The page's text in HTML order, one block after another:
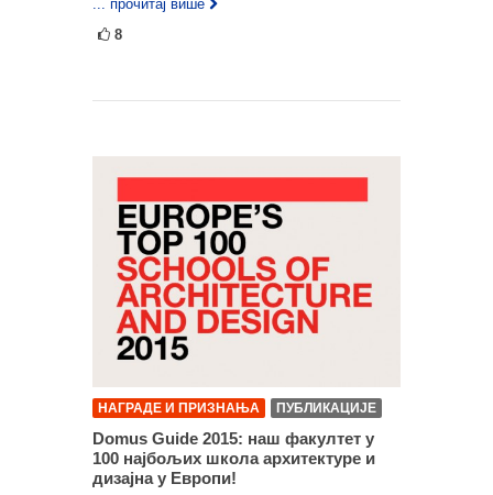
... прочитај више
8
НАГРАДЕ И ПРИЗНАЊА ПУБЛИКАЦИЈЕ
Domus Guide 2015: наш факултет у
100 најбољих школа архитектуре и
дизајна у Европи!